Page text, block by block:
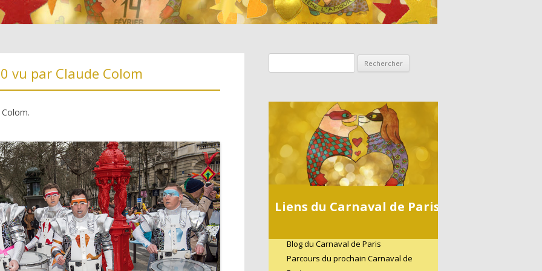
vu par Claude Colom
Liens du Carnaval de Paris
Blog du Carnaval de Paris
Parcours du prochain Carnaval de